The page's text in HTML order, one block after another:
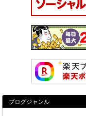
ブログジャンル